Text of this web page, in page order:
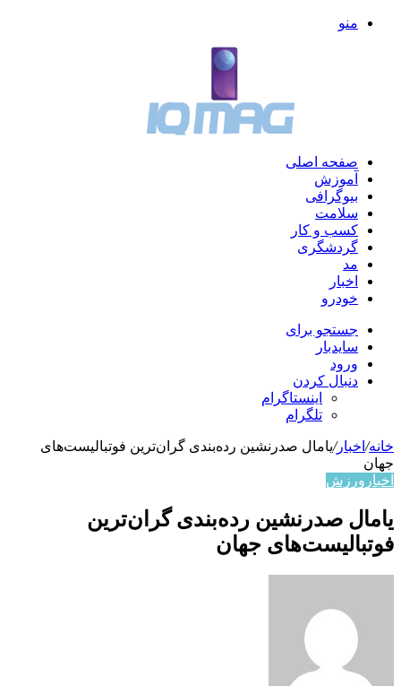
منو
صفحه اصلی
آموزش
بیوگرافی
سلامت
کسب و کار
گردشگری
مد
اخبار
خودرو
جستجو برای
سایدبار
ورود
دنبال کردن
اینستاگرام
تلگرام
خانه/ اخبار/یامال صدرنشین رده‌بندی گران‌ترین فوتبالیست‌های
جهان
اخبار ورزش
یامال صدرنشین رده‌بندی گران‌ترین
فوتبالیست‌های جهان